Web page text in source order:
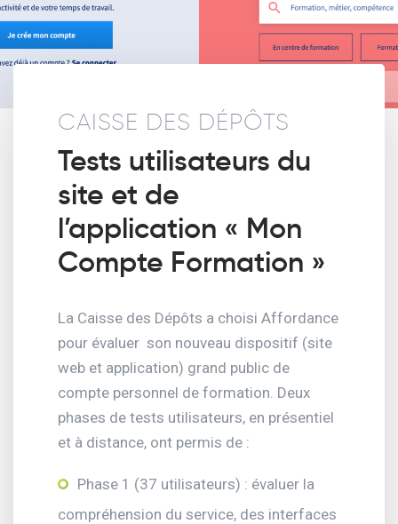
CAISSE DES DÉPÔTS
Tests utilisateurs du
site et de
l’application « Mon
Compte Formation »
La Caisse des Dépôts a choisi Affordance
pour évaluer son nouveau dispositif (site
web et application) grand public de
compte personnel de formation. Deux
phases de tests utilisateurs, en présentiel
et à distance, ont permis de :
Phase 1 (37 utilisateurs) : évaluer la
compréhension du service, des interfaces